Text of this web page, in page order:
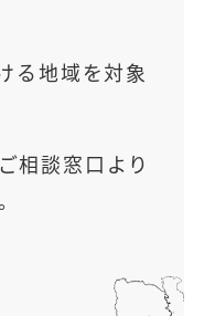
る地域を対象
相談窓口より